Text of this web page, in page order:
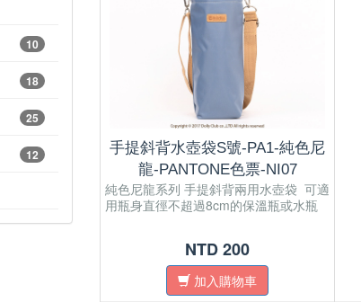
10
18
25
12
手提斜背水壺袋S號-PA1-純色尼
龍-PANTONE色票-NI07
純色尼龍系列 手提斜背兩用水壺袋 可適
用瓶身直徑不超過8cm的保溫瓶或水瓶
NTD 200
加入購物車